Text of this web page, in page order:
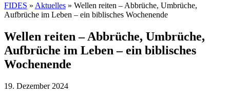
FIDES » Aktuelles » Wellen reiten – Abbrüche, Umbrüche,
Aufbrüche im Leben – ein biblisches Wochenende
Wellen reiten – Abbrüche, Umbrüche,
Aufbrüche im Leben – ein biblisches
Wochenende
19. Dezember 2024